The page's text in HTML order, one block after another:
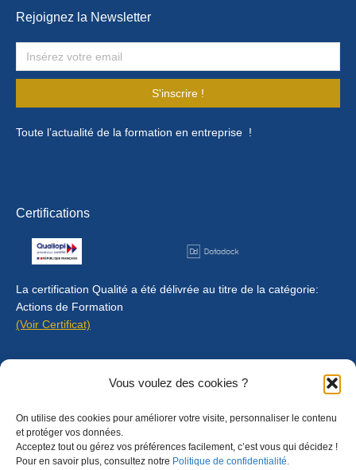
Vous voulez des cookies ?
On utilise des cookies pour améliorer votre visite, personnaliser le contenu
et protéger vos données.
Acceptez tout ou gérez vos préférences facilement, c’est vous qui décidez !
Pour en savoir plus, consultez notre Politique de confidentialité.
Rejoignez la Newsletter
S'inscrire !
Toute l’actualité de la formation en entreprise !
Certifications
La certification Qualité a été délivrée au titre de la catégorie:
Actions de Formation
(Voir Certificat)
Règlement intérieur
CGU